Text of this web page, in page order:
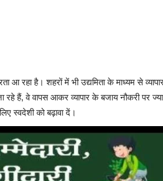
आ रहा है। शहरों में भी उद्यमिता के माध्यम से
हैं, वे वापस आकर व्यापार के बजाय नौकरी पर
स्वदेशी को बढ़ावा दें।